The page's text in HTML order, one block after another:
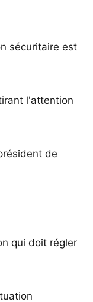
sécuritaire est
l'attention
de
qui doit régler